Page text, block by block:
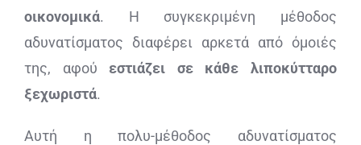
οικονομικά. Η συγκεκριμένη μέθοδος
αδυνατίσματος διαφέρει αρκετά από όμοιές
της, αφού εστιάζει σε κάθε λιποκύτταρο
ξεχωριστά.
Αυτή η πολυ-μέθοδος αδυνατίσματος